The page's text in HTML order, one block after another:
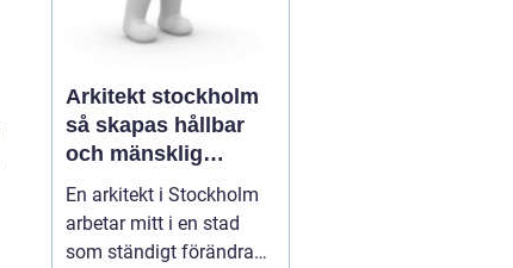
Arkitekt stockholm
så skapas hållbar
och mänsklig
arkitektur i
huvudstaden
En arkitekt i Stockholm
arbetar mitt i en stad
som ständigt förändras.